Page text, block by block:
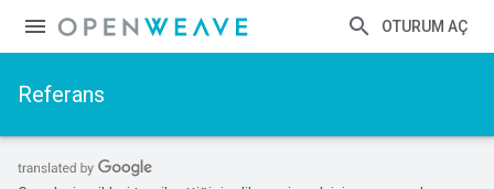
OTURUM AÇ
Referans